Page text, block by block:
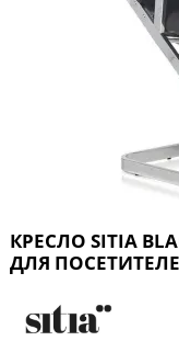
КРЕСЛО SITIA
ДЛЯ